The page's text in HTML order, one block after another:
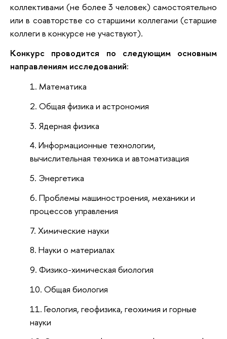
коллективами (не более 3 человек) самостоятельно
или в соавторстве со старшими коллегами (старшие
коллеги в конкурсе не участвуют).
Конкурс проводится по следующим основным
направлениям исследований:
Математика
Общая физика и астрономия
Ядерная физика
Информационные технологии,
вычислительная техника и автоматизация
Энергетика
Проблемы машиностроения, механики и
процессов управления
Химические науки
Науки о материалах
Физико-химическая биология
Общая биология
Геология, геофизика, геохимия и горные
науки